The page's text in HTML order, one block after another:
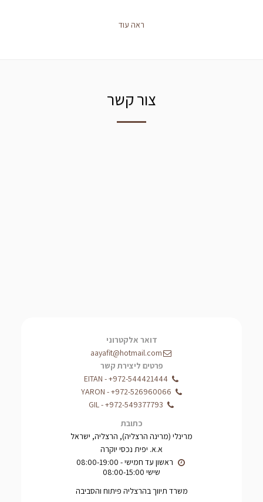
ראה עוד
צור קשר
דואר אלקטרוני
aayafit@hotmail.com
פרטים ליצירת קשר
+972-544421444
-
EITAN
+972-526960066
-
YARON
+972-549377793
-
GIL
כתובת
מרינלי (מרינה הרצליה), הרצליה, ישראל
א.א. יפית נכסי יוקרה
שישי 08:00-15:00
משרד תיווך בהרצליה פיתוח והסביבה